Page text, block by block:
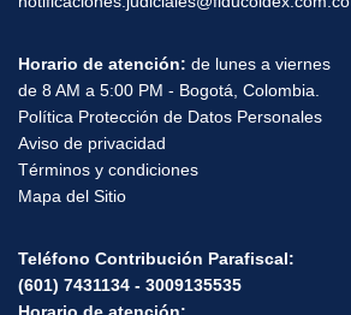
Horario de atención: de lunes a viernes
de 8 AM a 5:00 PM - Bogotá, Colombia.
Política Protección de Datos Personales
Aviso de privacidad
Términos y condiciones
Mapa del Sitio
Teléfono Contribución Parafiscal:
(601) 7431134 - 3009135535